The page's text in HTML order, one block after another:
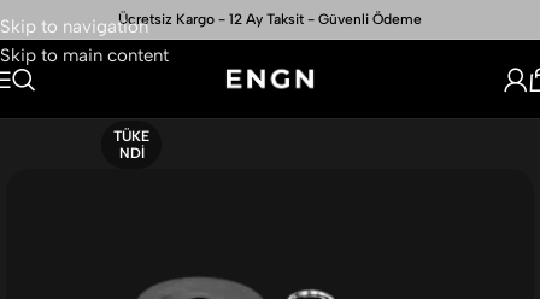
Skip to navigation
Skip to main content
Ücretsiz Kargo - 12 Ay Taksit - Güvenli Ödeme
TÜKE
NDI